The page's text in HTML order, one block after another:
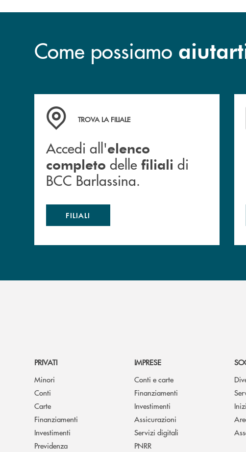
Come possiamo
Accedi all' elenco completo delle filiali di BCC
TROVA LA FILIALE
Accedi all'elenco
completo delle filiali di
BCC Barlassina.
FILIALI
PRIVATI
Minori
Conti
Carte
Finanziamenti
Investimenti
Previdenza
IMPRESE
Conti e carte
Finanziamenti
Investimenti
Assicurazioni
Servizi digitali
PNRR